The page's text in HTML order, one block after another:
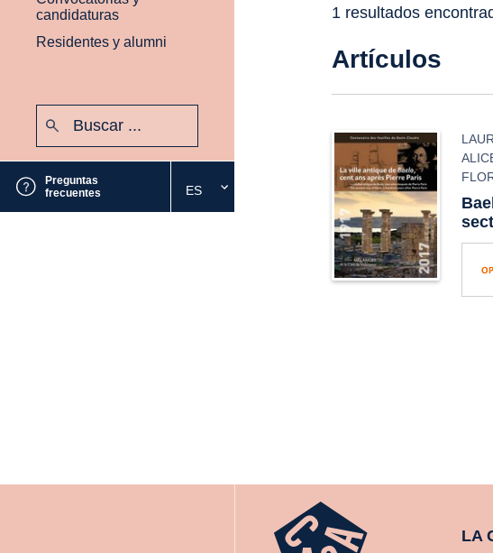
candidaturas
Residentes y alumni
Preguntas
frecuentes
Seleccione
el
ES
1 resultados
Artículos
LA